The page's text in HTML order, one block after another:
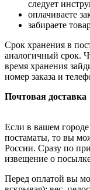
следует
оплачиваете
забираете
Срок хранения в
аналогичный срок.
время хранения
номер заказа и
Почтовая доставка
Если в вашем городе
постаматы, то вы
России. Сразу по
извещение о
Перед оплатой вы